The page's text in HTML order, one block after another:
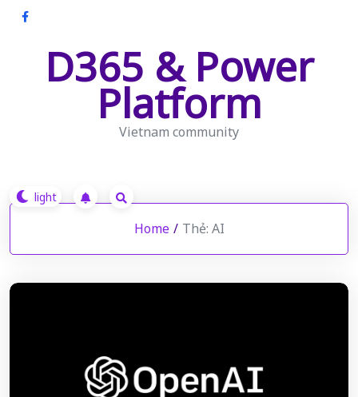
Skip
D365 & Power
Platform
Vietnam community
Home / Thẻ: AI